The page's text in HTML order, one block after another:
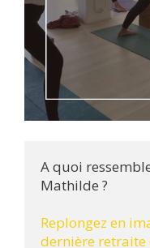
A quoi
Mathilde ?
Replongez en
dernière retraite